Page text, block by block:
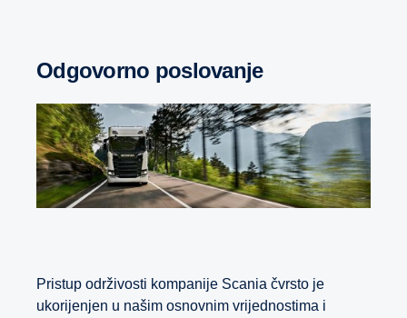
Odgovorno poslovanje
Pristup održivosti kompanije Scania čvrsto je
ukorijenjen u našim osnovnim vrijednostima i